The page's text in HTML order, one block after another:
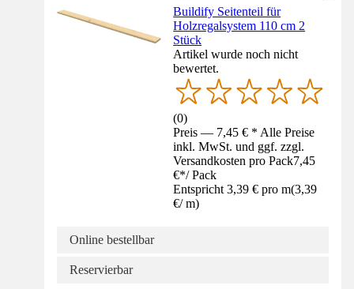
Buildify Seitenteil für
Holzregalsystem 110 cm 2
Stück
Artikel wurde noch nicht
bewertet.
(0)
Preis — 7,45 € * Alle Preise
inkl. MwSt. und ggf. zzgl.
Versandkosten pro Pack7,45
€*/ Pack
Entspricht 3,39 € pro m(3,39
€/ m)
Online bestellbar
Reservierbar